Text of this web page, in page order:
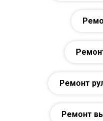
Ремонт
Ремонт